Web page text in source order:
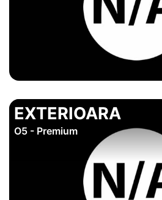
EXTERIOARA
O5 - Premium